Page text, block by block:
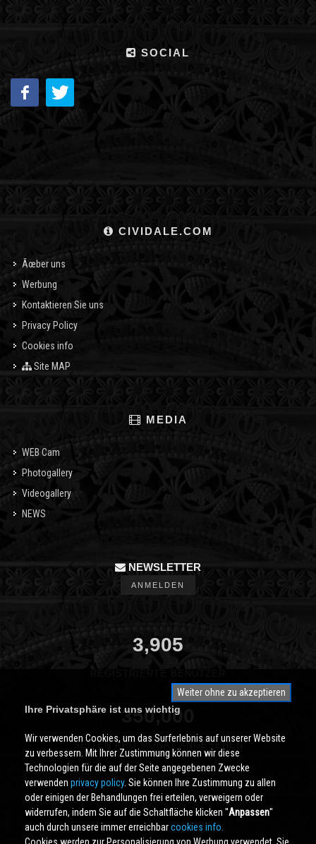
SOCIAL
CIVIDALE.COM
Ãœber uns
Werbung
Kontaktieren Sie uns
Privacy Policy
Cookies info
Site MAP
MEDIA
WEB Cam
Photogallery
Videogallery
NEWS
NEWSLETTER
ANMELDEN
3,905
350,000
SEITEN PRO MONAT ANGESEHEN
Weiter ohne zu akzeptieren
Ihre Privatsphäre ist uns wichtig
Wir verwenden Cookies, um das Surferlebnis auf unserer Website
zu verbessern. Mit Ihrer Zustimmung können wir diese
Technologien für die auf der Seite angegebenen Zwecke
verwenden privacy policy. Sie können Ihre Zustimmung zu allen
oder einigen der Behandlungen frei erteilen, verweigern oder
widerrufen, indem Sie auf die Schaltfläche klicken ''Anpassen''
auch durch unsere immer erreichbarcookies info.